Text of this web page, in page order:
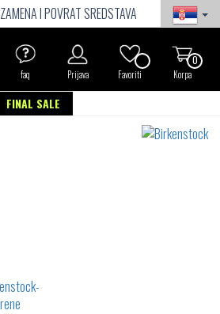
ZAMENA I POVRAT SREDSTAVA
0
Korpa
Favoriti
Prijava
faq
FINAL SALE